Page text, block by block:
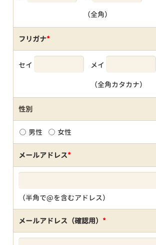
（全角）
フリガナ*
セイ メイ
（全角カタカナ）
性別
男性 女性
メールアドレス*
（半角で@を含むアドレス）
メールアドレス（確認用） *